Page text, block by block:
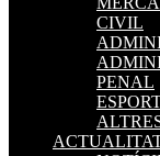
CIVIL
PENAL